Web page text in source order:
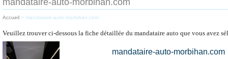
mandataire-auto-morbihan.com
Accueil > mandataire-auto-morbihan.com
Veuillez trouver ci-dessous la fiche détaillée du mandataire auto que vous avez
mandataire-auto-morbihan.com